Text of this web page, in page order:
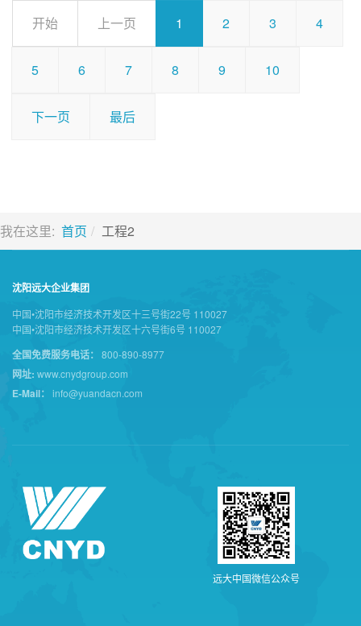
开始 上一页 1 2 3 4
5 6 7 8 9 10
下一页 最后
我在这里: 首页 工程2
沈阳远大企业集团
中国•沈阳市经济技术开发区十三号街22号 110027
中国•沈阳市经济技术开发区十六号街6号 110027
全国免费服务电话： 800-890-8977
网址: www.cnydgroup.com
E-Mail： info@yuandacn.com
远大中 国微信公众号